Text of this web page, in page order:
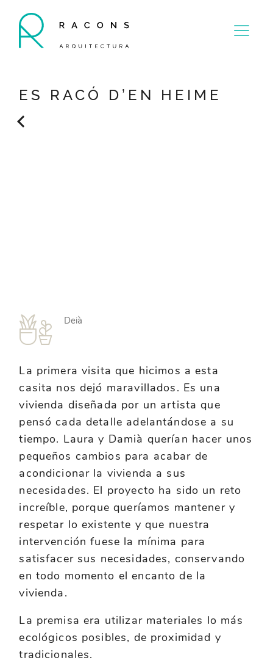
ES RACÓ D’EN HEIME
La primera visita que hicimos a esta
casita nos dejó maravillados. Es una
vivienda diseñada por un artista que
pensó cada detalle adelantándose a su
tiempo. Laura y Damià querían hacer unos
pequeños cambios para acabar de
acondicionar la vivienda a sus
necesidades. El proyecto ha sido un reto
increíble, porque queríamos mantener y
respetar lo existente y que nuestra
intervención fuese la mínima para
satisfacer sus necesidades, conservando
en todo momento el encanto de la
vivienda.
La premisa era utilizar materiales lo más
ecológicos posibles, de proximidad y
tradicionales.
Deià